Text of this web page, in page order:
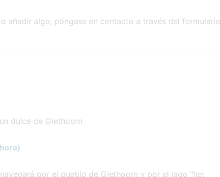
añadir algo, póngase en contacto a través del
dulce de Giethoorn
por el pueblo de Giethoorn y por el lago "het